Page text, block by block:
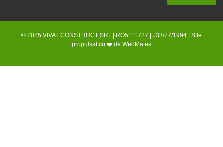
© 2025 VIVAT CONSTRUCT SRL | RO5111727 | J33/77/1994 | Site
propulsat cu ❤️ de WebMates